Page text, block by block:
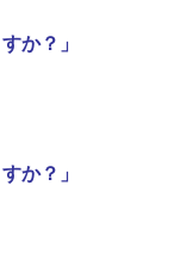
か？」
か？」